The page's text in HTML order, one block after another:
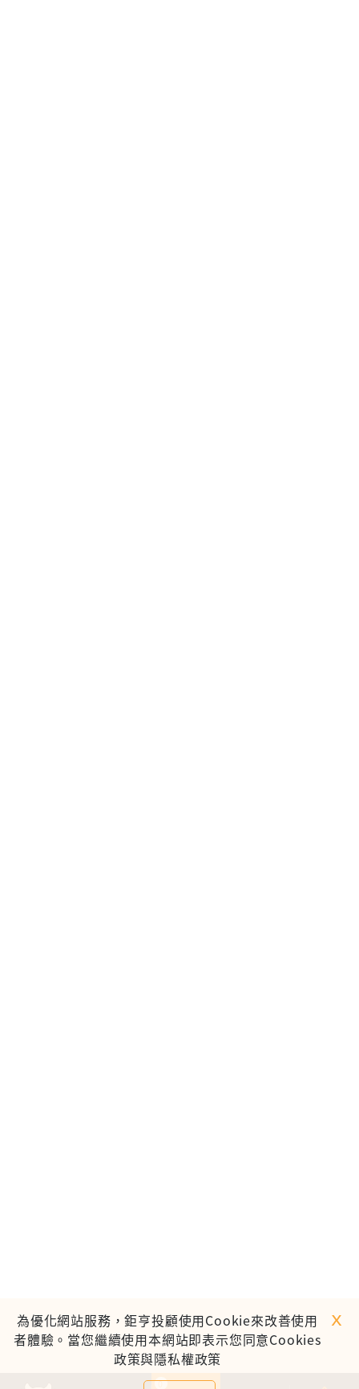
0
為優化網站服務，鉅亨投顧使用Cookie來改善使用
者體驗。當您繼續使用本網站即表示您同意Cookies
政策與隱私權政策
ｘ